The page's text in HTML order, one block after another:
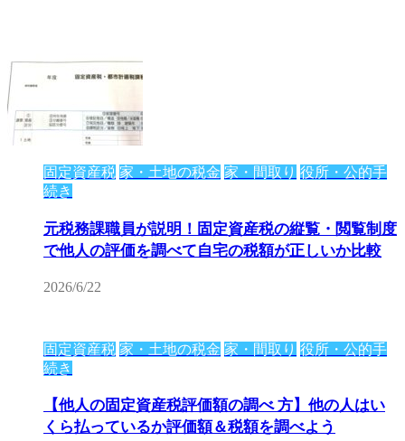
固定資産税 家・土地の税金 家・間取り 役所・公的手
続き
元税務課職員が説明！固定資産税の縦覧・閲覧制度
で他人の評価を調べて自宅の税額が正しいか比較
2026/6/22
固定資産税 家・土地の税金 家・間取り 役所・公的手
続き
【他人の固定資産税評価額の調べ 方】他の人はい
くら払っているか評価額＆税額を調べよう